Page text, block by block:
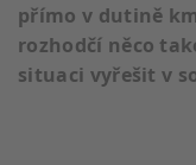
přímo v dutině
rozhodčí něco
situaci vyřešit v